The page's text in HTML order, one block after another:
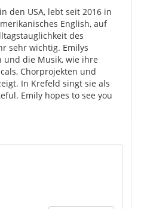
den USA, lebt seit 2016 in
English, auf
des
sehr wichtig. Emilys
und die Musik, wie ihre
Chorprojekten und
In Krefeld singt sie als
Emily hopes to see you